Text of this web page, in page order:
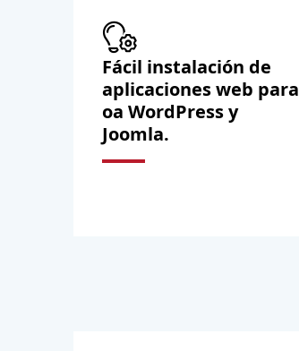
Fácil instalación de
aplicaciones web para
oa WordPress y
Joomla.